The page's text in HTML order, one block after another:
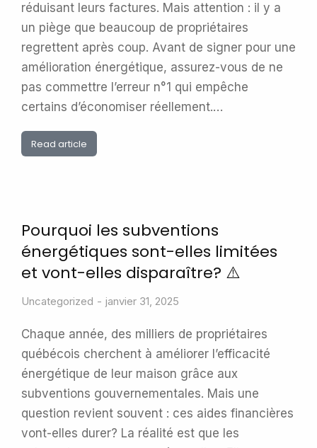
réduisant leurs factures. Mais attention : il y a
un piège que beaucoup de propriétaires
regrettent après coup. Avant de signer pour une
amélioration énergétique, assurez-vous de ne
pas commettre l’erreur n°1 qui empêche
certains d’économiser réellement.…
Read article
Pourquoi les subventions
énergétiques sont-elles limitées
et vont-elles disparaître? ⚠️
Uncategorized janvier 31, 2025
Chaque année, des milliers de propriétaires
québécois cherchent à améliorer l’efficacité
énergétique de leur maison grâce aux
subventions gouvernementales. Mais une
question revient souvent : ces aides financières
vont-elles durer? La réalité est que les